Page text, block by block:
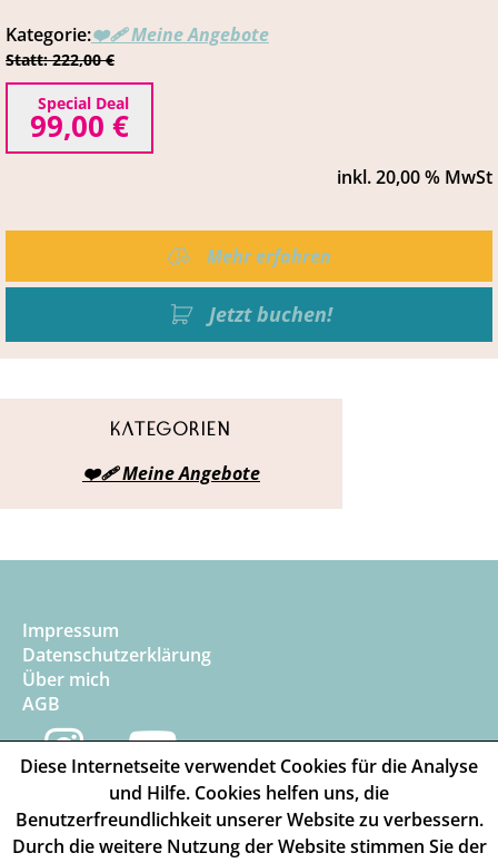
Kategorie:❤️‍🩹 Meine Angebote
Statt: 222,00 €
Special Deal
99,00 €
inkl.20,00% MwSt
Mehr erfahren
Jetzt buchen!
Kategorien
❤️‍🩹 Meine Angebote
Impressum
Datenschutzerklärung
Über mich
AGB
Diese Internetseite verwendet Cookies für die Analyse
und Hilfe. Cookies helfen uns, die
Benutzerfreundlichkeit unserer Website zu verbessern.
Durch die weitere Nutzung der Website stimmen Sie der